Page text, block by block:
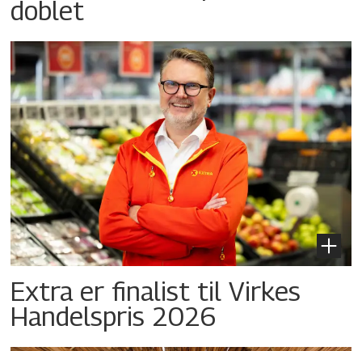
doblet
Extra er finalist til Virkes
Handelspris 2026